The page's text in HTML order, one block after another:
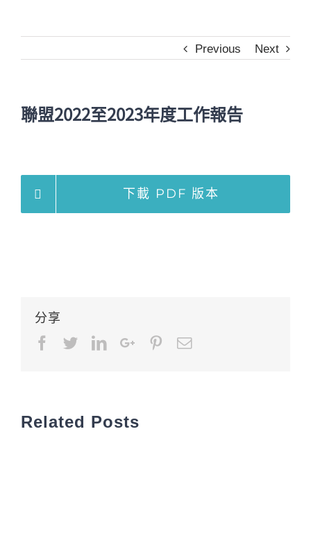
Previous Next
聯盟2022至2023年度工作報告
下載 PDF 版本
分享
Facebook
TwitterLinkedInGoogle+Pinterest
Email
Related Posts